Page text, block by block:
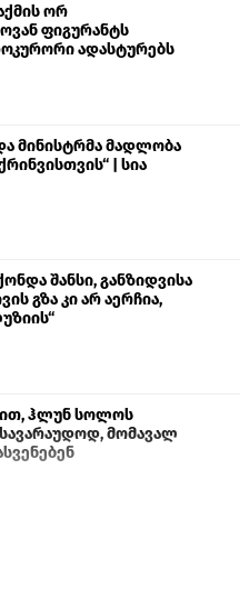
ორ
ფიგურანტს
ადასტურებს
მინისტრმა მადლობა
| სია
შანსი, განზიდვისა
გზა კი არ აერჩია,
ჰლუნ სოლოს
მომავალ